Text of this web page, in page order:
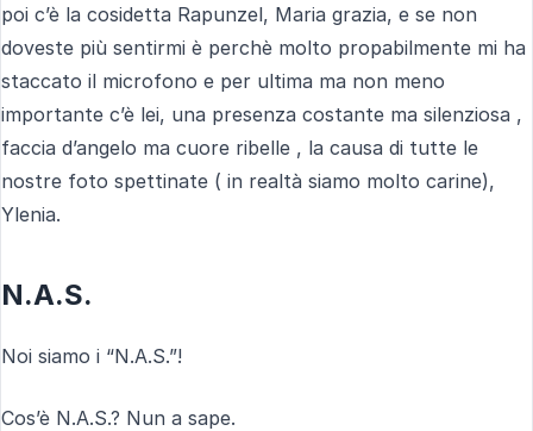
poi c’è la cosidetta Rapunzel, Maria grazia, e se non
doveste più sentirmi è perchè molto propabilmente mi ha
staccato il microfono e per ultima ma non meno
importante c’è lei, una presenza costante ma silenziosa ,
faccia d’angelo ma cuore ribelle , la causa di tutte le
nostre foto spettinate ( in realtà siamo molto carine),
Ylenia.
N.A.S.
Noi siamo i “N.A.S.”!
Cos’è N.A.S.? Nun a sape.